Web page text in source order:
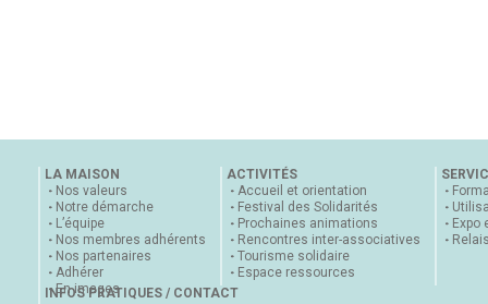
LA MAISON
Nos valeurs
Notre démarche
L’équipe
Nos membres adhérents
Nos partenaires
Adhérer
En images
ACTIVITÉS
Accueil et orientation
Festival des Solidarités
Prochaines animations
Rencontres inter-associatives
Tourisme solidaire
Espace ressources
Expo
INFOS PRATIQUES / CONTACT